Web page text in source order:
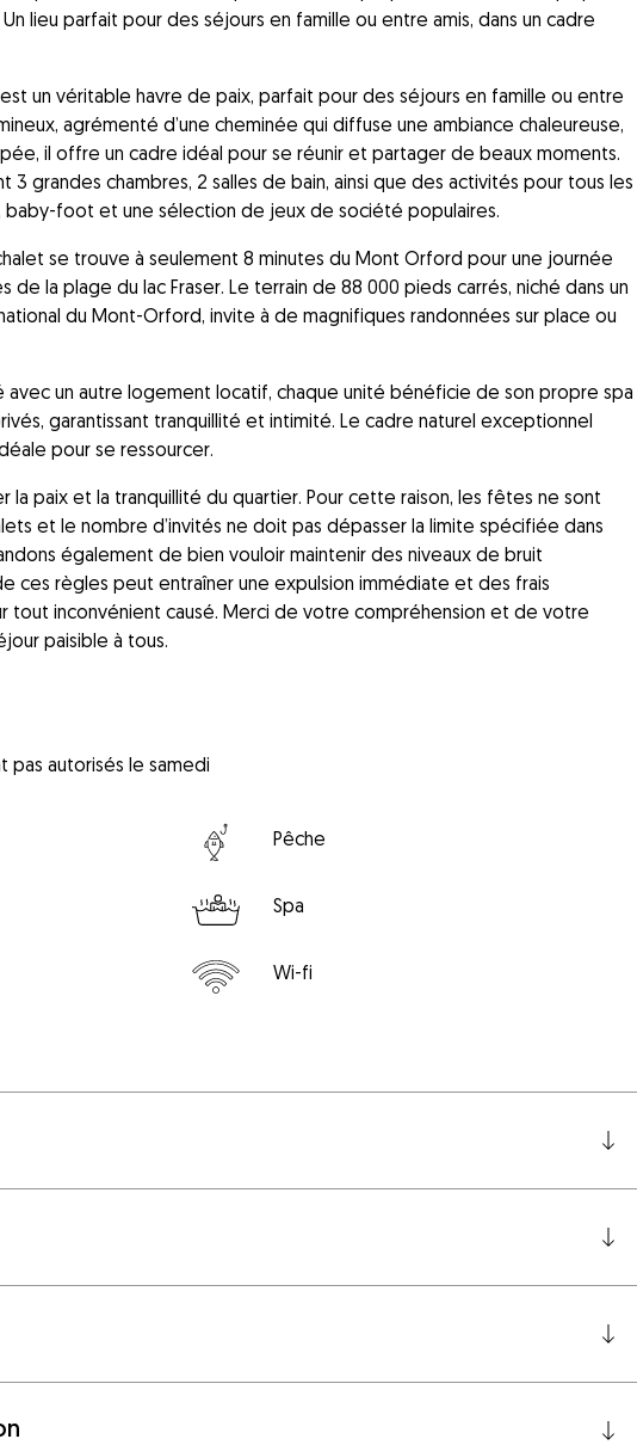
lieu parfait pour des séjours en famille ou entre amis, dans un cadre
un véritable havre de paix, parfait pour des séjours en famille ou entre
agrémenté d’une cheminée qui diffuse une ambiance chaleureuse,
il offre un cadre idéal pour se réunir et partager de beaux moments.
3 grandes chambres, 2 salles de bain, ainsi que des activités pour tous les
baby-foot et une sélection de jeux de société populaires.
se trouve à seulement 8 minutes du Mont Orford pour une journée
de la plage du lac Fraser. Le terrain de 88 000 pieds carrés, niché dans un
du Mont-Orford, invite à de magnifiques randonnées sur place ou
avec un autre logement locatif, chaque unité bénéficie de son propre spa
garantissant tranquillité et intimité. Le cadre naturel exceptionnel
pour se ressourcer.
la paix et la tranquillité du quartier. Pour cette raison, les fêtes ne sont
et le nombre d’invités ne doit pas dépasser la limite spécifiée dans
également de bien vouloir maintenir des niveaux de bruit
ces règles peut entraîner une expulsion immédiate et des frais
tout inconvénient causé. Merci de votre compréhension et de votre
paisible à tous.
pas autorisés le samedi
Pêche
Spa
Wi-fi